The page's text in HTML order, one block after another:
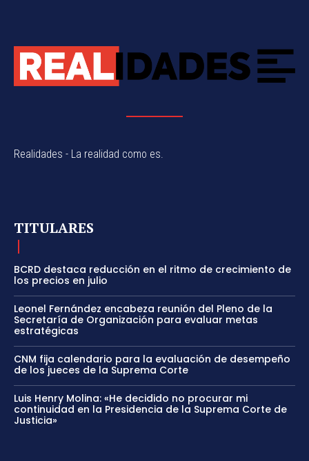
Realidades - La realidad como es.
TITULARES
BCRD destaca reducción en el ritmo de crecimiento de
los precios en julio
Leonel Fernández encabeza reunión del Pleno de la
Secretaría de Organización para evaluar metas
estratégicas
CNM fija calendario para la evaluación de desempeño
de los jueces de la Suprema Corte
Luis Henry Molina: «He decidido no procurar mi
continuidad en la Presidencia de la Suprema Corte de
Justicia»